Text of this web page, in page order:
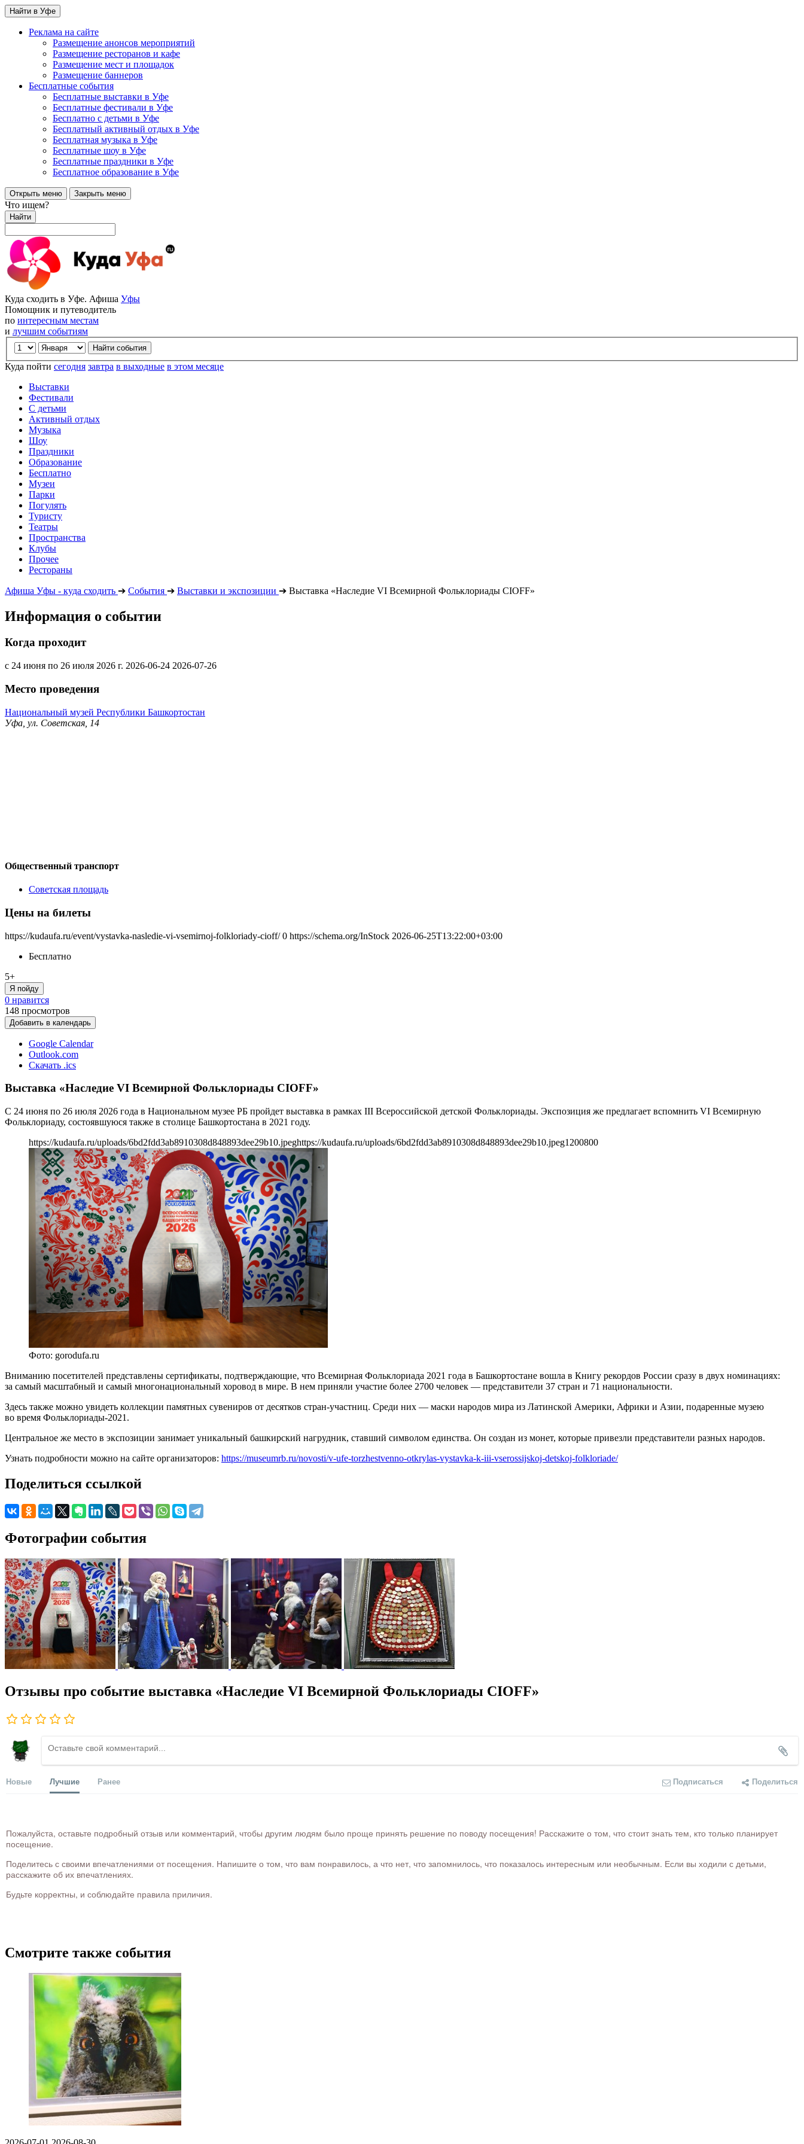
Найти в Уфе
Реклама на сайте
Размещение анонсов мероприятий
Размещение ресторанов и кафе
Размещение мест и площадок
Размещение баннеров
Бесплатные события
Бесплатные выставки в Уфе
Бесплатные фестивали в Уфе
Бесплатно с детьми в Уфе
Бесплатный активный отдых в Уфе
Бесплатная музыка в Уфе
Бесплатные шоу в Уфе
Бесплатные праздники в Уфе
Бесплатное образование в Уфе
Открыть меню Закрыть меню
Что ищем?
Найти
Куда сходить в Уфе. Афиша Уфы
Помощник и путеводитель
по интересным местам
и лучшим событиям
Куда пойти сегодня завтра в выходные в этом месяце
Выставки
Фестивали
С детьми
Активный отдых
Музыка
Шоу
Праздники
Образование
Бесплатно
Музеи
Парки
Погулять
Туристу
Театры
Пространства
Клубы
Прочее
Рестораны
Афиша Уфы - куда сходить ➔ События ➔ Выставки и экспозиции ➔ Выставка «Наследие VI Всемирной Фольклориады CIOFF»
Информация о событии
Когда проходит
с 24 июня по 26 июля 2026 г. 2026-06-24 2026-07-26
Место проведения
Национальный музей Республики Башкортостан
Уфа, ул. Советская, 14
Общественный транспорт
Советская площадь
Цены на билеты
https://kudaufa.ru/event/vystavka-nasledie-vi-vsemirnoj-folkloriady-cioff/ 0 https://schema.org/InStock 2026-06-25T13:22:00+03:00
Бесплатно
5+
Я пойду
0 нравится
148 просмотров
Добавить в календарь
Google Calendar
Outlook.com
Скачать .ics
Выставка «Наследие VI Всемирной Фольклориады CIOFF»
С 24 июня по 26 июля 2026 года в Национальном музее РБ пройдет выставка в рамках III Всероссийской детской Фольклориады. Экспозиция же предлагает вспомнить VI Всемирную
Фольклориаду, состоявшуюся также в столице Башкортостана в 2021 году.
https://kudaufa.ru/uploads/6bd2fdd3ab8910308d848893dee29b10.jpeghttps://kudaufa.ru/uploads/6bd2fdd3ab8910308d848893dee29b10.jpeg1200800
Фото: gorodufa.ru
Вниманию посетителей представлены сертификаты, подтверждающие, что Всемирная Фольклориада 2021 года в Башкортостане вошла в Книгу рекордов России сразу в двух номинациях:
за самый масштабный и самый многонациональный хоровод в мире. В нем приняли участие более 2700 человек — представители 37 стран и 71 национальности.
Здесь также можно увидеть коллекции памятных сувениров от десятков стран-участниц. Среди них — маски народов мира из Латинской Америки, Африки и Азии, подаренные музею
во время Фольклориады-2021.
Центральное же место в экспозиции занимает уникальный башкирский нагрудник, ставший символом единства. Он создан из монет, которые привезли представители разных народов.
Узнать подробности можно на сайте организаторов: https://museumrb.ru/novosti/v-ufe-torzhestvenno-otkrylas-vystavka-k-iii-vserossijskoj-detskoj-folkloriade/
Поделиться ссылкой
Фотографии события
Отзывы про событие выставка «Наследие VI Всемирной Фольклориады CIOFF»
Новые Лучшие Ранее Подписаться Поделиться
Пожалуйста, оставьте подробный отзыв или комментарий, чтобы другим людям было проще принять решение по поводу посещения! Расскажите о том, что стоит знать тем, кто только планирует
посещение.
Поделитесь с своими впечатлениями от посещения. Напишите о том, что вам понравилось, а что нет, что запомнилось, что показалось интересным или необычным. Если вы ходили с детьми,
расскажите об их впечатлениях.
Будьте корректны, и соблюдайте правила приличия.
Смотрите также события